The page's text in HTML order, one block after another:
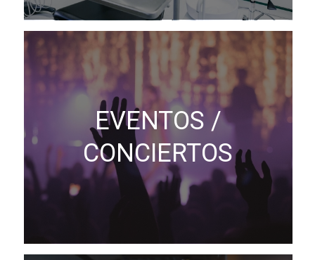
EVENTOS /
CONCIERTOS